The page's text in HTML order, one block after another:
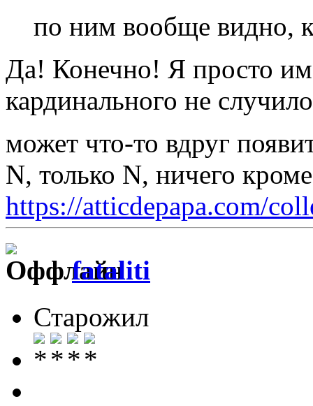
по ним вообще видно,
Да! Конечно! Я просто
кардинального не
может что-то вдруг
N, только N, ничего
https://atticdepapa.com/
fataliti
Старожил